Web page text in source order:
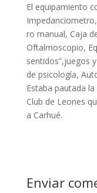
El equipamiento
ro manual, Caja
Oftalmoscopio,
sentidos”,juegos
de psicología,
Estaba pautada
Club de Leones
a Carhué.
Enviar